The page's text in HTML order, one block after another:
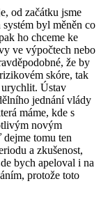
od začátku jsme
byl měněn co
ho chceme ke
ve výpočtech nebo
že by
skóre, tak
urychlit. Ústav
jednání vlády
máme, kde s
novým
tomu ten
a zkušenost,
bych apeloval i na
protože toto